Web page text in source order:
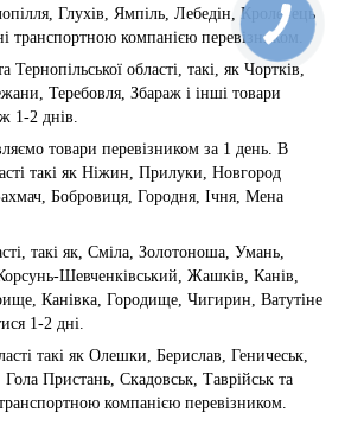
Глухів, Ямпіль, Лебедін, Кролевець
транспортною компанією перевізником.
Тернопільської області, такі, як Чортків,
Теребовля, Збараж і інші товари
1-2 днів.
товари перевізником за 1 день. В
такі як Ніжин, Прилуки, Новгород
Бобровиця, Городня, Ічня, Мена
такі як, Сміла, Золотоноша, Умань,
Шевченківський, Жашків, Канів,
Канівка, Городище, Чигирин, Ватутіне
1-2 дні.
такі як Олешки, Берислав, Геничеськ,
Пристань, Скадовськ, Таврійськ та
компанією перевізником.